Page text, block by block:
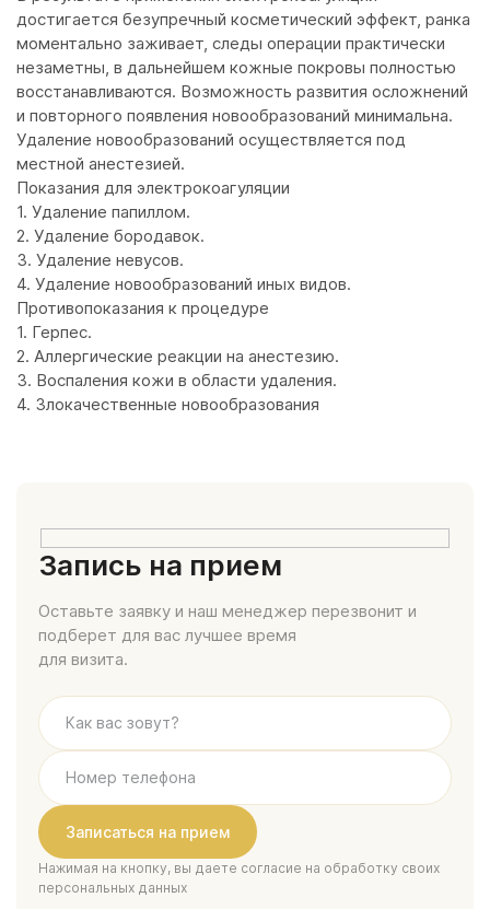
достигается безупречный косметический эффект, ранка
моментально заживает, следы операции практически
незаметны, в дальнейшем кожные покровы полностью
восстанавливаются. Возможность развития осложнений
и повторного появления новообразований минимальна.
Удаление новообразований осуществляется под
местной анестезией.
Показания для электрокоагуляции
1. Удаление папиллом.
2. Удаление бородавок.
3. Удаление невусов.
4. Удаление новообразований иных видов.
Противопоказания к процедуре
1. Герпес.
2. Аллергические реакции на анестезию.
3. Воспаления кожи в области удаления.
4. Злокачественные новообразования
Запись на прием
Оставьте заявку и наш менеджер перезвонит и
подберет для вас лучшее время
для визита.
Нажимая на кнопку, вы даете согласие на обработку своих
персональных данных